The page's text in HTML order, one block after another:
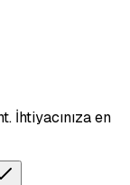
İhtiyacınıza en